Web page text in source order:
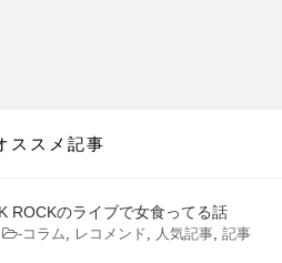
ススメ記事
ROCKのライブで女食ってる話
-コラム, レコメンド, 人気記事, 記事